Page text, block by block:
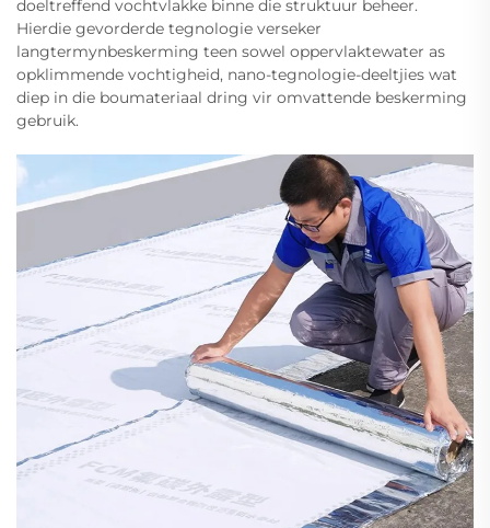
doeltreffend vochtvlakke binne die struktuur beheer.
Hierdie gevorderde tegnologie verseker
langtermynbeskerming teen sowel oppervlaktewater as
opklimmende vochtigheid, nano-tegnologie-deeltjies wat
diep in die boumateriaal dring vir omvattende beskerming
gebruik.